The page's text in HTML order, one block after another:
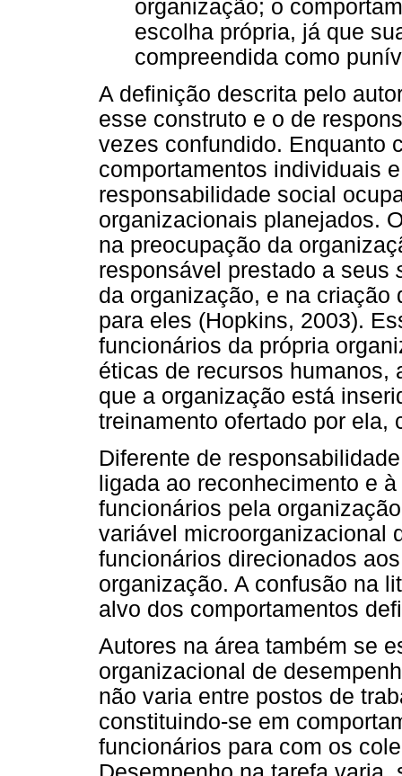
organização; o
escolha própria, já que
compreendida como
A definição descrita pelo
esse construto e o de
vezes confundido. Enquanto
comportamentos individuais
responsabilidade social
organizacionais planejados.
na preocupação da
responsável prestado a seus
da organização, e na
para eles (Hopkins, 2003).
funcionários da própria
éticas de recursos humanos,
que a organização está
treinamento ofertado por ela,
Diferente de
ligada ao reconhecimento e
funcionários pela
variável microorganizacional
funcionários direcionados
organização. A confusão na
alvo dos comportamentos
Autores na área também se
organizacional de
não varia entre postos de
constituindo-se em
funcionários para com os